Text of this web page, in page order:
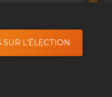
SUR L'ÉLECTION